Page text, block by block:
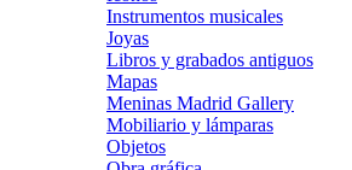
Instrumentos musicales
Joyas
Libros y grabados antiguos
Mapas
Meninas Madrid Gallery
Mobiliario y lámparas
Objetos